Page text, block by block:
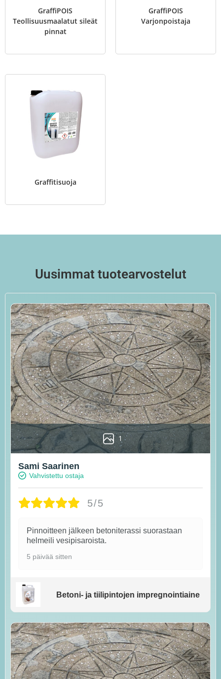
GraffiPOIS
Teollisuusmaalatut sileät
pinnat
GraffiPOIS
Varjonpoistaja
Graffitisuoja
Uusimmat tuotearvostelut
1
Sami Saarinen
Vahvistettu ostaja
5/5
Pinnoitteen jälkeen betoniterassi suorastaan
helmeili vesipisaroista.
5 päivää sitten
Betoni- ja tiilipintojen impregnointiaine